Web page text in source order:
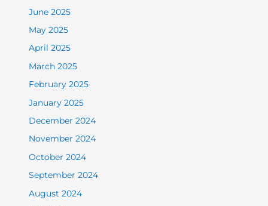
June 2025
May 2025
April 2025
March 2025
February 2025
January 2025
December 2024
November 2024
October 2024
September 2024
August 2024